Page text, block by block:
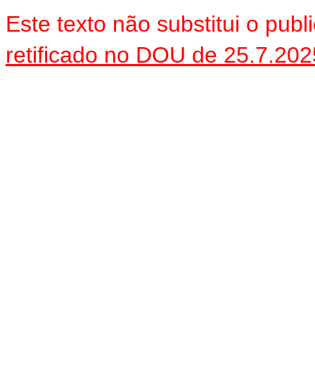
Este texto não substitui o
retificado no DOU de